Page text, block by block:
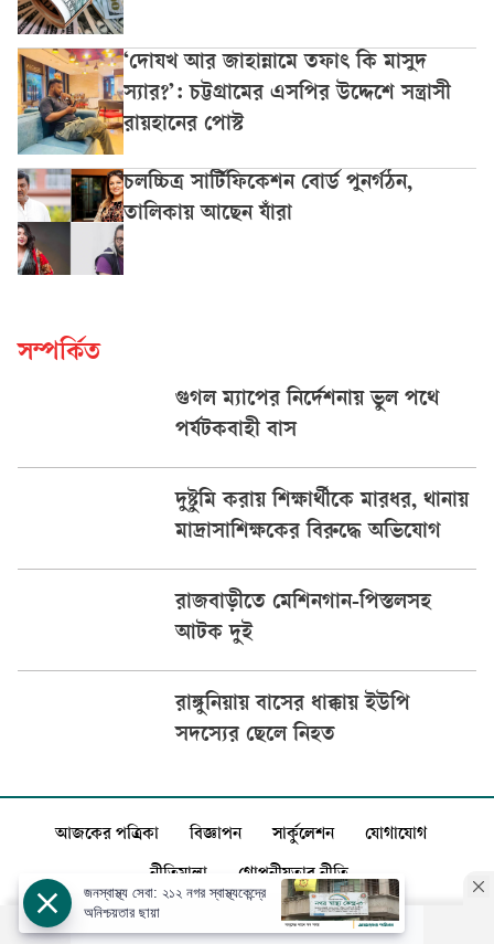
‘দোযখ আর জাহান্নামে তফাৎ কি মাসুদ
স্যার?’: চট্টগ্রামের এসপির উদ্দেশে সন্ত্রাসী
রায়হানের পোস্ট
চলচ্চিত্র সার্টিফিকেশন বোর্ড পুনর্গঠন,
তালিকায় আছেন যাঁরা
সম্পর্কিত
গুগল ম্যাপের নির্দেশনায় ভুল পথে
পর্যটকবাহী বাস
দুষ্টুমি করায় শিক্ষার্থীকে মারধর, থানায়
মাদ্রাসাশিক্ষকের বিরুদ্ধে অভিযোগ
রাজবাড়ীতে মেশিনগান-পিস্তলসহ
আটক দুই
রাঙ্গুনিয়ায় বাসের ধাক্কায় ইউপি
সদস্যের ছেলে নিহত
আজকের পত্রিকা বিজ্ঞাপন সার্কুলেশন যোগাযোগ
নীতিমালা গোপনীয়তার নীতি
জনস্বাস্থ্য সেবা: ২১২ নগর স্বাস্থ্যকেন্দ্রে
অনিশ্চয়তার ছায়া